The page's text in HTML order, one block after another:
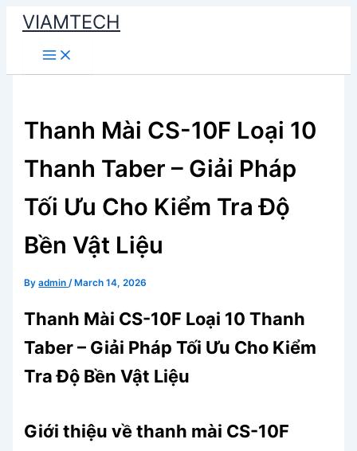
Skip
content
VIAMTECH
Main
Menu
Thanh Mài CS-10F Loại 10
Thanh Taber – Giải Pháp
Tối Ưu Cho Kiểm Tra Độ
Bền Vật Liệu
Byadmin/ March 14, 2026
Thanh Mài CS-10F Loại 10 Thanh
Taber – Giải Pháp Tối Ưu Cho Kiểm
Tra Độ Bền Vật Liệu
Giới thiệu về thanh mài CS-10F